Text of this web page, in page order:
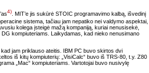
4) . MIT’e jis sukūrė STOIC programavimo kalbą, išvedinį
sistema, tačiau jam nepatiko nei valdymo aspektai,
kolega įsteigė mažą kompaniją, kuriai nenusisekė,
kompiuteriams. Laikydamas, kad nieko nenusimano
jam priklauso ateitis. IBM PC buvo skirtos dvi
iš kitų kompiuterių: „VisiCalc“ buvo iš TRS-80, t.y. Z80
„Mac“ kompiuteriams. Vartotojai buvo nusivylę